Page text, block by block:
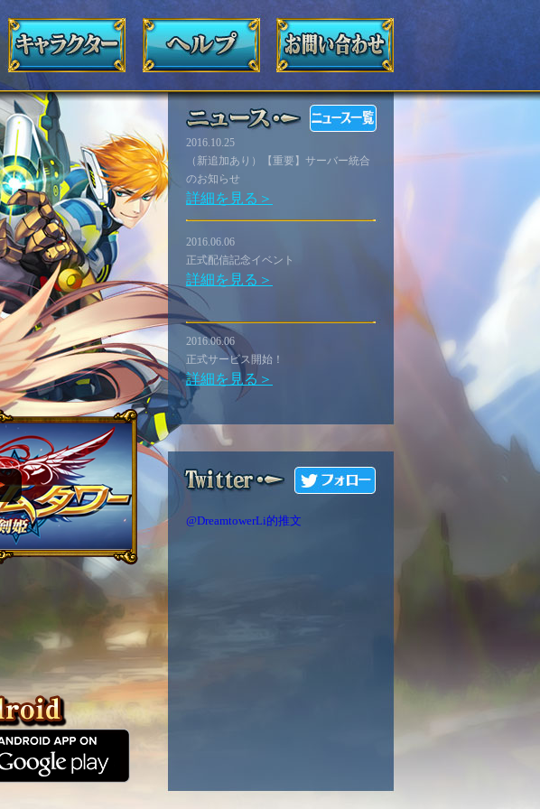
2016.10.25
（新追加あり）【重要】サーバー統合
のお知らせ
詳細を見る＞
2016.06.06
正式配信記念イベント
詳細を見る＞
2016.06.06
正式サービス開始！
詳細を見る＞
@DreamtowerLi的推文